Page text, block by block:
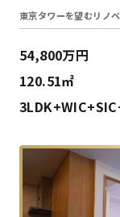
東京タワーを望むリノ
54,800万円
120.51㎡